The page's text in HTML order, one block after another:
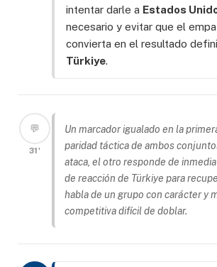
intentar darle a Estados
necesario y evitar que el
convierta en el resultado
Türkiye.
💬
31'
Un marcador igualado en la
paridad táctica de ambos
ataca, el otro responde de
de reacción de Türkiye para
habla de un grupo con carácter y
competitiva difícil de doblar.